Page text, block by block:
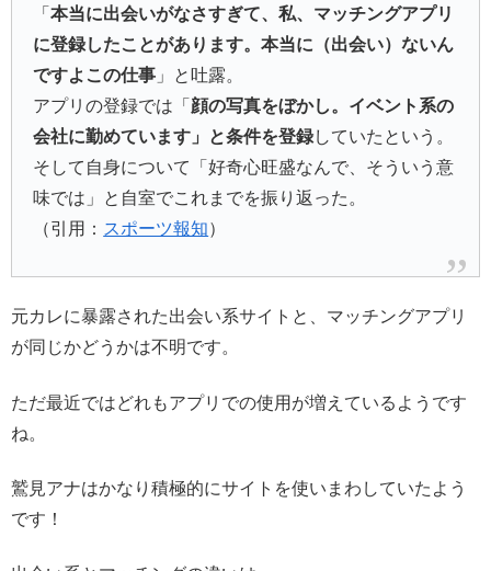
「本当に出会いがなさすぎて、私、マッチングアプリ
に登録したことがあります。本当に（出会い）ないん
ですよこの仕事 」と吐露。
アプリの登録では「 顔の写真をぼかし。イベント系の
会社に勤めています」と条件を登録していたという。
そして自身について「好奇心旺盛なんで、そういう意
味では」と自室でこれまでを振り返った。
（引用： スポーツ報知）
元カレに暴露された出会い系サイトと、マッチングアプリ
が同じかどうかは不明です。
ただ最近ではどれもアプリでの使用が増えているようです
ね。
鷲見アナはかなり積極的にサイトを使いまわしていたよう
です！